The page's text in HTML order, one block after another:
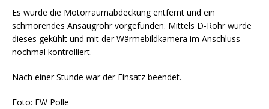
Es wurde die Motorraumabdeckung entfernt und ein
schmorendes Ansaugrohr vorgefunden. Mittels D-Rohr wurde
dieses gekühlt und mit der Wärmebildkamera im Anschluss
nochmal kontrolliert.
Nach einer Stunde war der Einsatz beendet.
Foto: FW Polle